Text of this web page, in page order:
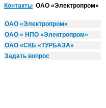
Контакты ОАО «Электропром»
ОАО «Электропром»
ОАО « НПО «Электропром»
ОАО «СКБ «ТУРБАЗА»
Задать вопрос